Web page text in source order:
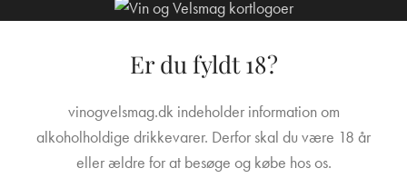
Er du fyldt 18?
vinogvelsmag.dk indeholder information om
alkoholholdige drikkevarer. Derfor skal du være 18 år
eller ældre for at besøge og købe hos os.